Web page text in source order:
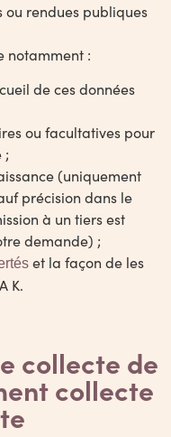
ou rendues publiques
notamment :
de ces données
ou facultatives pour
;
(uniquement
précision dans le
à un tiers est
demande) ;
et la façon de les
K.
collecte de
collecte